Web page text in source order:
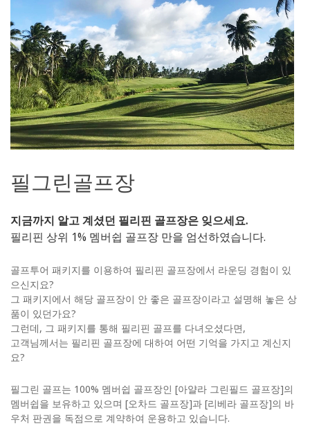
필그린골프장
지금까지 알고 계셨던 필리핀 골프장은 잊으세요.
필리핀 상위 1% 멤버쉽 골프장 만을 엄선하였습니다.
골프투어 패키지를 이용하여 필리핀 골프장에서 라운딩 경험이 있
으신지요?
그 패키지에서 해당 골프장이 안 좋은 골프장이라고 설명해 놓은 상
품이 있던가요?
그런데, 그 패키지를 통해 필리핀 골프를 다녀오셨다면,
고객님께서는 필리핀 골프장에 대하여 어떤 기억을 가지고 계신지
요?
필그린 골프는 100% 멤버쉽 골프장인 [아얄라 그린필드 골프장]의
멤버쉽을 보유하고 있으며 [오차드 골프장]과 [리베라 골프장]의 바
우처 판권을 독점으로 계약하여 운용하고 있습니다.